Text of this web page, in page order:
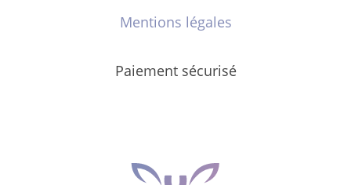
Mentions légales
Paiement sécurisé